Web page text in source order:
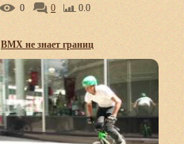
0
0 0.0
BMX не знает границ